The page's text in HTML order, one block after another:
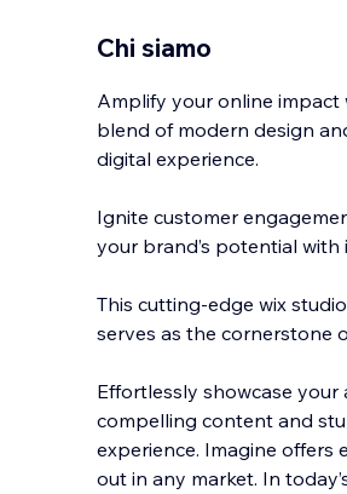
Chi siamo
Amplify your online impact
blend of modern design
digital experience.
Ignite customer
your brand’s potential with
This cutting-edge wix
serves as the cornerstone
Effortlessly showcase your
compelling content and
experience. Imagine offers
out in any market. In